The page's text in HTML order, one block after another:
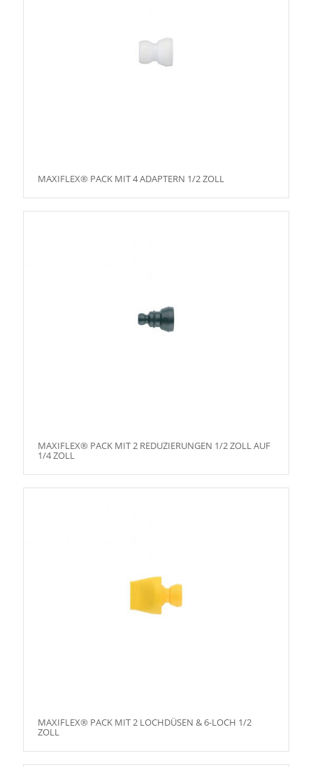
MAXIFLEX® PACK MIT 4 ADAPTERN 1/2 ZOLL
MAXIFLEX® PACK MIT 2 REDUZIERUNGEN 1/2 ZOLL AUF
1/4 ZOLL
MAXIFLEX® PACK MIT 2 LOCHDÜSEN & 6-LOCH 1/2
ZOLL